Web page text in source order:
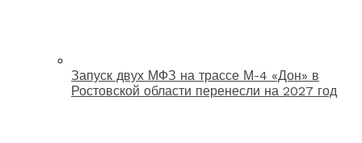
Запуск двух МФЗ на трассе М-4 «Дон» в
Ростовской области перенесли на 2027 год